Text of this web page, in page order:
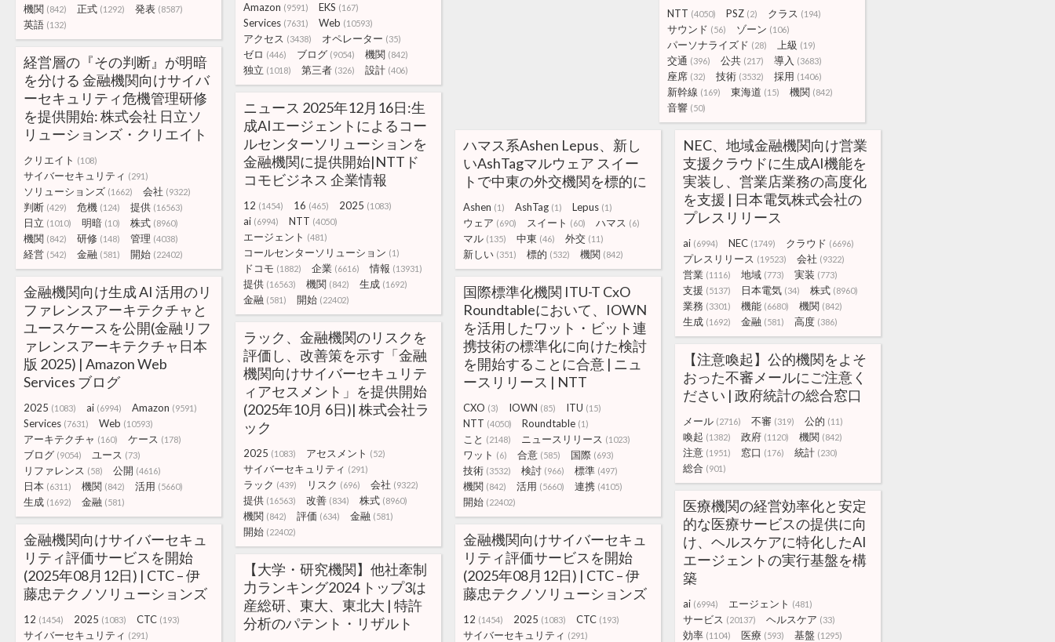
機関 (842) 正式 (1292) 発表 (8587)
英語 (132)
NTT (4050) PSZ (2) クラス (194)
サウンド (56) ゾーン (106)
パーソナライズド (28) 上級 (19)
交通 (396) 公共 (217) 導入 (3683)
座席 (32) 技術 (3532) 採用 (1406)
新幹線 (169) 東海道 (15) 機関 (842)
音響 (50)
Amazon (9591) EKS (167)
Services (7631) Web (10593)
アクセス (3438) オペレーター (35)
ゼロ (446) ブログ (9054) 機関 (842)
独立 (1018) 第三者 (326) 設計 (406)
経営層の『その判断』が明暗
を分ける 金融機関向けサイバ
ーセキュリティ危機管理研修
を提供開始: 株式会社 日立ソ
リューションズ・クリエイト
クリエイト (108)
サイバーセキュリティ (291)
ソリューションズ (1662) 会社 (9322)
判断 (429) 危機 (124) 提供 (16563)
日立 (1010) 明暗 (10) 株式 (8960)
機関 (842) 研修 (148) 管理 (4038)
経営 (542) 金融 (581) 開始 (22402)
ニュース 2025年12月16日:生
成AIエージェントによるコー
ルセンターソリューションを
金融機関に提供開始|NTTド
コモビジネス 企業情報
12 (1454) 16 (465) 2025 (1083)
ai (6994) NTT (4050)
エージェント (481)
コールセンターソリューション (1)
ドコモ (1882) 企業 (6616) 情報 (13931)
提供 (16563) 機関 (842) 生成 (1692)
金融 (581) 開始 (22402)
ハマス系Ashen Lepus、新し
いAshTagマルウェア スイー
トで中東の外交機関を標的に
Ashen (1) AshTag (1) Lepus (1)
ウェア (690) スイート (60) ハマス (6)
マル (135) 中東 (46) 外交 (11)
新しい (351) 標的 (532) 機関 (842)
NEC、地域金融機関向け営業
支援クラウドに生成AI機能を
実装し、営業店業務の高度化
を支援 | 日本電気株式会社の
プレスリリース
ai (6994) NEC (1749) クラウド (6696)
プレスリリース (19523) 会社 (9322)
営業 (1116) 地域 (773) 実装 (773)
支援 (5137) 日本電気 (34) 株式 (8960)
業務 (3301) 機能 (6680) 機関 (842)
生成 (1692) 金融 (581) 高度 (386)
金融機関向け生成 AI 活用のリ
ファレンスアーキテクチャと
ユースケースを公開(金融リフ
ァレンスアーキテクチャ日本
版 2025) | Amazon Web
Services ブログ
2025 (1083) ai (6994) Amazon (9591)
Services (7631) Web (10593)
アーキテクチャ (160) ケース (178)
ブログ (9054) ユース (73)
リファレンス (58) 公開 (4616)
日本 (6311) 機関 (842) 活用 (5660)
生成 (1692) 金融 (581)
国際標準化機関 ITU-T CxO
Roundtableにおいて、IOWN
を活用したワット・ビット連
携技術の標準化に向けた検討
を開始することに合意 | ニュ
ースリリース | NTT
CXO (3) IOWN (85) ITU (15)
NTT (4050) Roundtable (1)
こと (2148) ニュースリリース (1023)
ワット (6) 合意 (585) 国際 (693)
技術 (3532) 検討 (966) 標準 (497)
機関 (842) 活用 (5660) 連携 (4105)
開始 (22402)
ラック、金融機関のリスクを
評価し、改善策を示す「金融
機関向けサイバーセキュリテ
ィアセスメント」を提供開始
(2025年10月 6日)| 株式会社ラ
ック
2025 (1083) アセスメント (52)
サイバーセキュリティ (291)
ラック (439) リスク (696) 会社 (9322)
提供 (16563) 改善 (834) 株式 (8960)
機関 (842) 評価 (634) 金融 (581)
開始 (22402)
【注意喚起】公的機関をよそ
おった不審メールにご注意く
ださい | 政府統計の総合窓口
メール (2716) 不審 (319) 公的 (11)
喚起 (1382) 政府 (1120) 機関 (842)
注意 (1951) 窓口 (176) 統計 (230)
総合 (901)
医療機関の経営効率化と安定
的な医療サービスの提供に向
け、ヘルスケアに特化したAI
エージェントの実行基盤を構
築
ai (6994) エージェント (481)
サービス (20137) ヘルスケア (33)
効率 (1104) 医療 (593) 基盤 (1295)
金融機関向けサイバーセキュ
リティ評価サービスを開始
(2025年08月12日) | CTC – 伊
藤忠テクノソリューションズ
12 (1454) 2025 (1083) CTC (193)
サイバーセキュリティ (291)
金融機関向けサイバーセキュ
リティ評価サービスを開始
(2025年08月12日) | CTC – 伊
藤忠テクノソリューションズ
12 (1454) 2025 (1083) CTC (193)
サイバーセキュリティ (291)
【大学・研究機関】他社牽制
力ランキング2024 トップ3は
産総研、東大、東北大 | 特許
分析のパテント・リザルト